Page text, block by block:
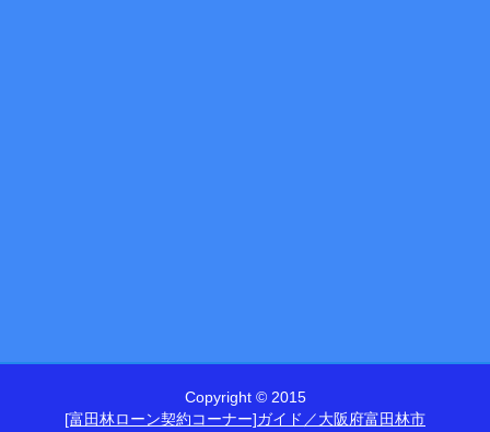
Copyright © 2015
[富田林ローン契約コーナー]ガイド／大阪府富田林市